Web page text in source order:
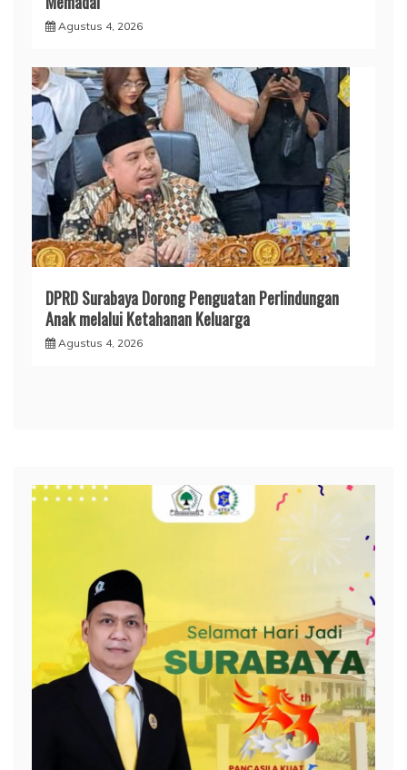
Agustus 4, 2026
DPRD Surabaya Dorong Penguatan Perlindungan
Anak melalui Ketahanan Keluarga
Agustus 4, 2026